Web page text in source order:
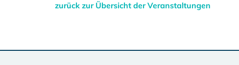
zurück zur Übersicht der Veranstaltungen